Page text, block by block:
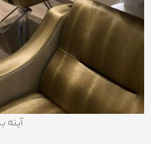
آینه